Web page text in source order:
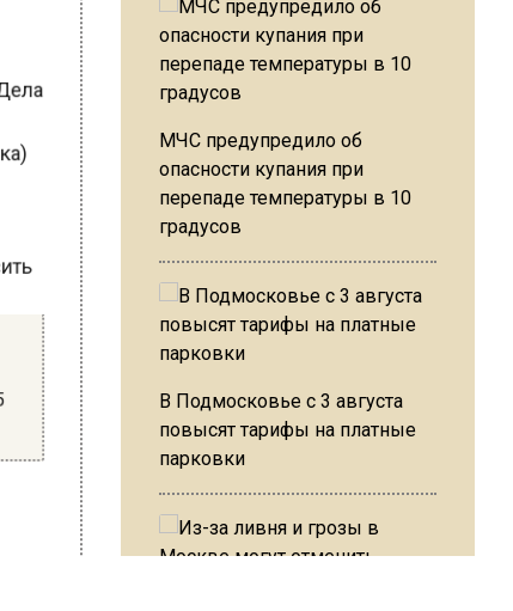
МЧС предупредило об
опасности купания при
перепаде температуры в 10
градусов
В Подмосковье с 3 августа
повысят тарифы на платные
парковки